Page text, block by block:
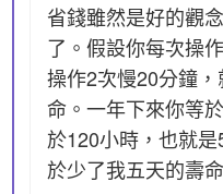
省錢雖然是好的觀
了。假設你每次操
操作2次慢20分鐘
命。一年下來你等
於120小時，也就
於少了我五天的壽